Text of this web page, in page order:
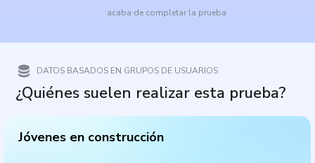
acaba de completar la prueba
DATOS BASADOS EN GRUPOS DE USUARIOS
¿Quiénes suelen realizar esta prueba?
Jóvenes en construcción